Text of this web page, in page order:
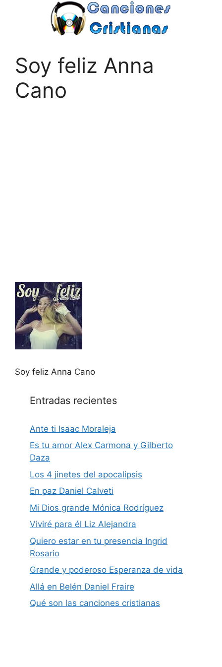
Soy feliz Anna
Cano
Soy feliz Anna Cano
Entradas recientes
Ante ti Isaac Moraleja
Es tu amor Alex Carmona y Gilberto
Daza
Los 4 jinetes del apocalipsis
En paz Daniel Calveti
Mi Dios grande Mónica Rodríguez
Viviré para él Liz Alejandra
Quiero estar en tu presencia Ingrid
Rosario
Grande y poderoso Esperanza de vida
Allá en Belén Daniel Fraire
Qué son las canciones cristianas